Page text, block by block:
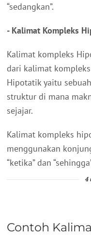
“sedangkan”.
- Kalimat Kompleks
Kalimat kompleks
dari kalimat
Hipotatik yaitu
struktur di mana
sejajar.
Kalimat kompleks
menggunakan
“ketika” dan
4
Contoh